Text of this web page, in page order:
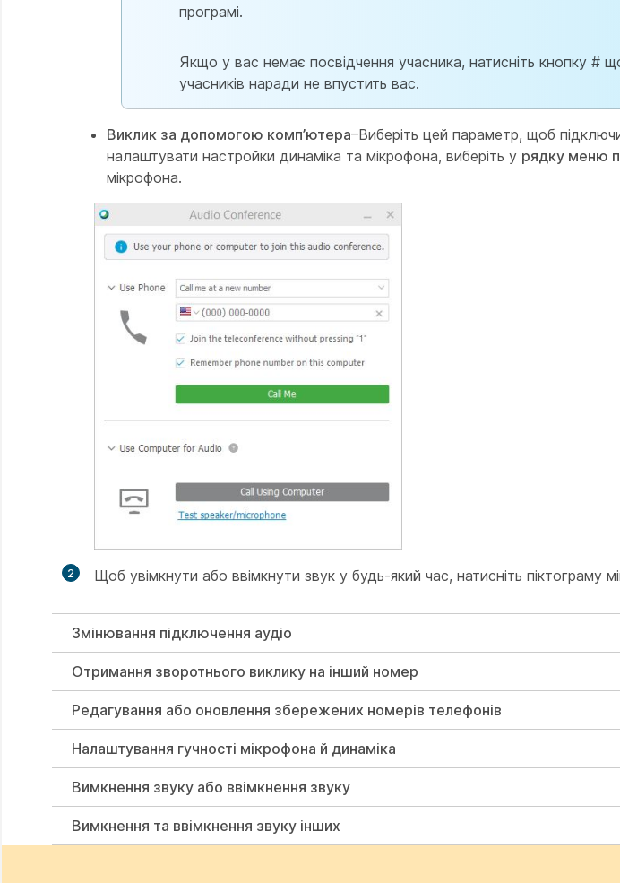
програмі.
Якщо у вас немає посвідчення учасника, натисніть кнопку #
учасників наради не впустить вас.
Виклик за допомогою комп’ютера–Виберіть цей параметр, щоб
налаштувати настройки динаміка та мікрофона, виберіть у рядку меню
мікрофона.
2 Щоб увімкнути або ввімкнути звук у будь-який час, натисніть піктограму
Змінювання підключення аудіо
Отримання зворотнього виклику на інший номер
Редагування або оновлення збережених номерів телефонів
Налаштування гучності мікрофона й динаміка
Вимкнення звуку або ввімкнення звуку
Вимкнення та ввімкнення звуку інших